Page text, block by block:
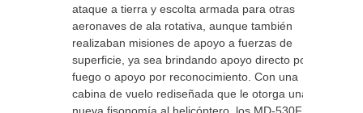
ataque a tierra y escolta armada para otras
aeronaves de ala rotativa, aunque también
realizaban misiones de apoyo a fuerzas de
superficie, ya sea brindando apoyo directo por
fuego o apoyo por reconocimiento. Con una
cabina de vuelo rediseñada que le otorga una